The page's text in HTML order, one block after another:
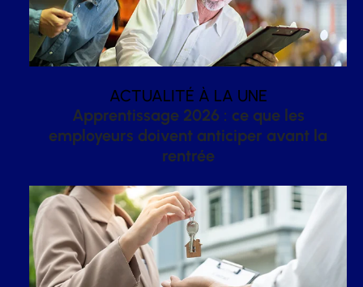
ACTUALITÉ À LA UNE
Apprentissage 2026 : ce que les
employeurs doivent anticiper avant la
rentrée